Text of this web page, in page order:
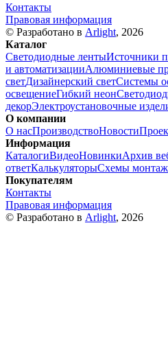
Контакты
Правовая информация
© Разработано в Arlight, 2026
Каталог
Светодиодные лентыИсточники
и автоматизацииАлюминиевые
светДизайнерский светСистемы
освещениеГибкий неон
декорЭлектроустановочные
О компании
О насПроизводствоНовости
Информация
КаталогиВидеоНовинкиАрхив
ответКалькуляторыСхемы
Покупателям
Контакты
Правовая информация
© Разработано в Arlight, 2026